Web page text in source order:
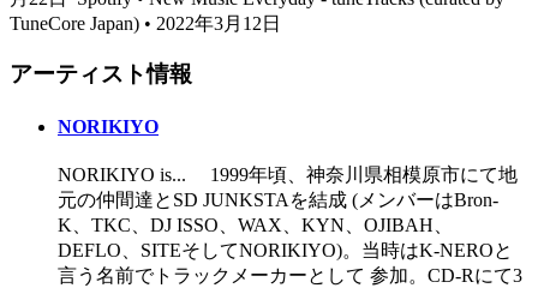
TuneCore Japan) • 2022年3月12日
アーティスト情報
NORIKIYO
NORIKIYO is... 1999年頃、神奈川県相模原市にて地
元の仲間達とSD JUNKSTAを結成 (メンバーはBron-
K、TKC、DJ ISSO、WAX、KYN、OJIBAH、
DEFLO、SITEそしてNORIKIYO)。当時はK-NEROと
言う名前でトラックメーカーとして 参加。CD-Rにて3